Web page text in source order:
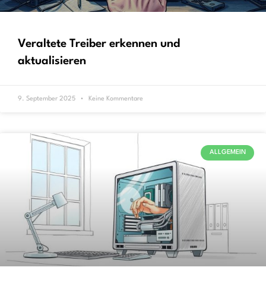
Veraltete Treiber erkennen und
aktualisieren
9. September 2025 Keine Kommentare
ALLGEMEIN